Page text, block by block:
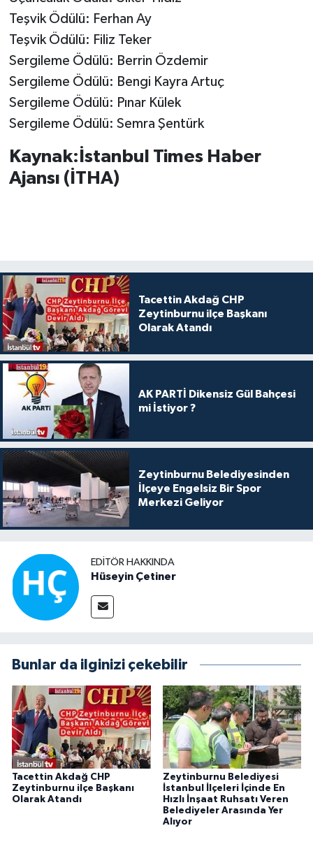
Teşvik Ödülü: Ferhan Ay
Teşvik Ödülü: Filiz Teker
Sergileme Ödülü: Berrin Özdemir
Sergileme Ödülü: Bengi Kayra Artuç
Sergileme Ödülü: Pınar Külek
Sergileme Ödülü: Semra Şentürk
Kaynak:İstanbul Times Haber
Ajansı (İTHA)
Tacettin Akdağ CHP
Zeytinburnu ilçe Başkanı
Olarak Atandı
AK PARTİ Dikensiz Gül Bahçesi
mi İstiyor ?
Zeytinburnu Belediyesinden
İlçeye Engelsiz Bir Spor
Merkezi Geliyor
EDITÖR HAKKINDA
Hüseyin Çetiner
Bunlar da ilginizi çekebilir
Tacettin Akdağ CHP
Zeytinburnu ilçe Başkanı
Olarak Atandı
Zeytinburnu Belediyesi
İstanbul İlçeleri İçinde En
Hızlı İnşaat Ruhsatı Veren
Belediyeler Arasında Yer
Alıyor